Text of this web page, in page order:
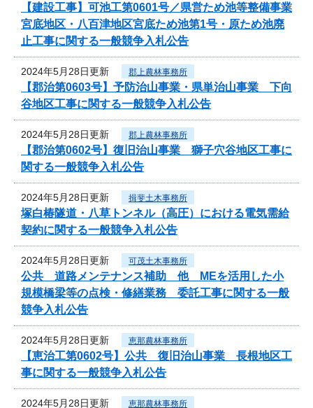
【建設工事】可池工第0601号／県営ため池等整備事業
宮底地区・八百津地区宮底ため池第1号・原ため池廃
止工事に関する一般競争入札公告
2024年5月28日更新 郡上農林事務所
【郡治第0603号】予防治山事業・県単治山事業 下向
谷地区工事に関する一般競争入札公告
2024年5月28日更新 郡上農林事務所
【郡治第0602号】復旧治山事業 獅子穴谷地区工事に
関する一般競争入札公告
2024年5月28日更新 揖斐土木事務所
塚白椿隧道・八草トンネル（高圧）における電気需給
契約に関する一般競争入札公告
2024年5月28日更新 可茂土木事務所
公共 道路メンテナンス補助 他 MEを活用した小
規模橋梁等の点検・修繕業務 委託工事に関する一般
競争入札公告
2024年5月28日更新 恵那農林事務所
【恵治工第0602号】公共 復旧治山事業 長根地区工
事に関する一般競争入札公告
2024年5月28日更新 恵那農林事務所